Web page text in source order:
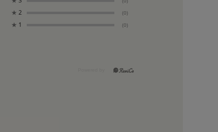
★ 2 (0)
★ 1 (0)